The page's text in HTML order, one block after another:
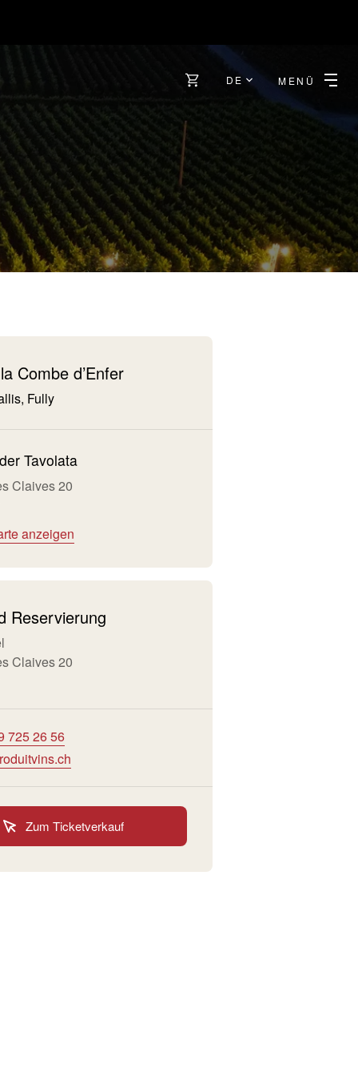
DE MENÜ
Combe d’Enfer
Fully
Tavolata
Claives 20
anzeigen
Reservierung
Claives 20
725 26 56
Zum Ticketverkauf